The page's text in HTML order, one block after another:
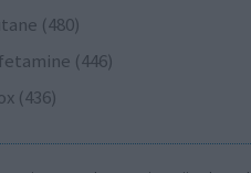
(480)
(446)
(436)